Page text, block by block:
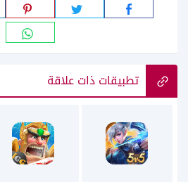
تطبيقات ذات علاقة